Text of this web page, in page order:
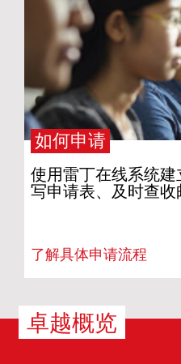
如何申请
使用雷丁在线系统
写申请表、及时查收
了解具体申请流程
卓越概览